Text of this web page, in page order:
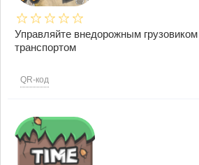
Управляйте внедорожным
транспортом
QR-код